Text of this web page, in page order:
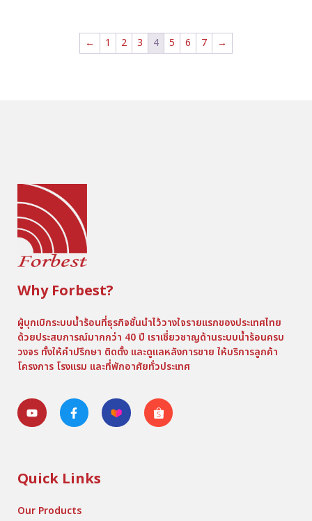
← 1 2 3 4 5 6 7 →
Why Forbest?
ผู้บุกเบิกระบบน้ำร้อนที่ธุรกิจชั้นนำไว้วางใจรายแรกของประเทศไทย
ด้วยประสบการณ์มากกว่า 40 ปี เราเชี่ยวชาญด้านระบบน้ำร้อนครบ
วงจร ทั้งให้คำปรึกษา ติดตั้ง และดูแลหลังการขาย ให้บริการลูกค้า
โครงการ โรงแรม และที่พักอาศัยทั่วประเทศ
Quick Links
Our Products